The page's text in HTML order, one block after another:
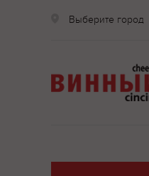
Выберите город